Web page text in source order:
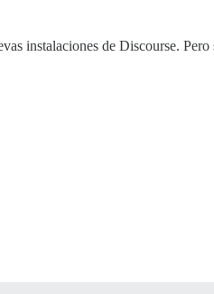
instalaciones de Discourse. Pero